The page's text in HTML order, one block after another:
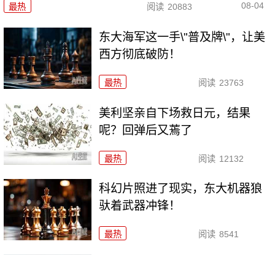
最热 阅读 20883 08-04
东大海军这一手\"普及牌\"，让美
西方彻底破防！
最热 阅读 23763
美利坚亲自下场救日元，结果
呢？回弹后又蔫了
最热 阅读 12132
科幻片照进了现实，东大机器狼
驮着武器冲锋！
最热 阅读 8541